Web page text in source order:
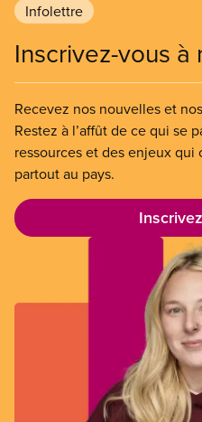
Infolettre
Inscrivez-vous
Recevez nos nouvelles et
Restez à l’affût de ce qui se
ressources et des enjeux
partout au pays.